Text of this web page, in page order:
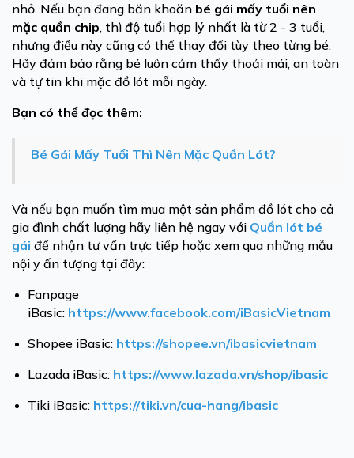
nhỏ. Nếu bạn đang băn khoăn bé gái mấy tuổi nên
mặc quần chip, thì độ tuổi hợp lý nhất là từ 2 - 3 tuổi,
nhưng điều này cũng có thể thay đổi tùy theo từng bé.
Hãy đảm bảo rằng bé luôn cảm thấy thoải mái, an toàn
và tự tin khi mặc đồ lót mỗi ngày.
Bạn có thể đọc thêm:
Bé Gái Mấy Tuổi Thì Nên Mặc Quần Lót?
Và nếu bạn muốn tìm mua một sản phẩm đồ lót cho cả
gia đình chất lượng hãy liên hệ ngay với Quần lót bé
gái để nhận tư vấn trực tiếp hoặc xem qua những mẫu
nội y ấn tượng tại đây:
Fanpage
iBasic: https://www.facebook.com/iBasicVietnam
Shopee iBasic: https://shopee.vn/ibasicvietnam
Lazada iBasic: https://www.lazada.vn/shop/ibasic
Tiki iBasic: https://tiki.vn/cua-hang/ibasic